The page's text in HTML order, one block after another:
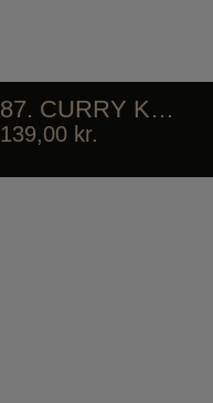
87. CURRY KARAAGE
139,00 kr.